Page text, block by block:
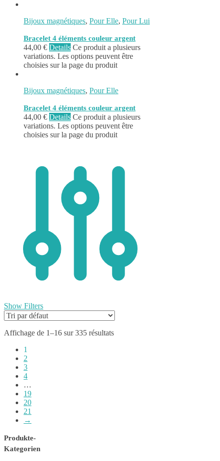
Bijoux magnétiques, Pour Elle, Pour Lui
Bracelet 4 éléments couleur argent
44,00 € Details Ce produit a plusieurs
variations. Les options peuvent être
choisies sur la page du produit
Bijoux magnétiques, Pour Elle
Bracelet 4 éléments couleur argent
44,00 € Details Ce produit a plusieurs
variations. Les options peuvent être
choisies sur la page du produit
Show Filters
Affichage de 1–16 sur 335 résultats
1
2
3
4
…
19
20
21
→
Produkte-
Kategorien